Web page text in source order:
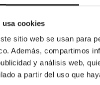
usa cookies
sitio web se usan para
Además, compartimos
y análisis web,
a partir del uso que